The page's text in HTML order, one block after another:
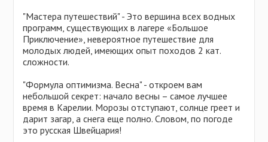
"Мастера путешествий" - Это вершина всех водных
программ, существующих в лагере «Большое
Приключение», невероятное путешествие для
молодых людей, имеющих опыт походов 2 кат.
сложности.
"Формула оптимизма. Весна" - откроем вам
небольшой секрет: начало весны – самое лучшее
время в Карелии. Морозы отступают, солнце греет и
дарит загар, а снега еще полно. Словом, по погоде
это русская Швейцария!